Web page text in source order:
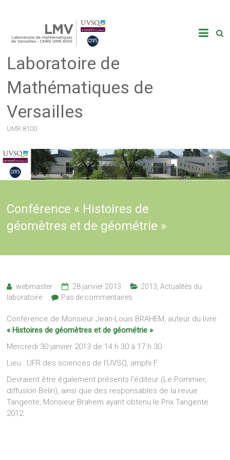
Laboratoire de
Mathématiques de
Versailles
UMR 8100
Conférence « Histoires de
géomètres et de géométrie »
webmaster 28 janvier 2013 2013 ,Actualités du
laboratoire
Pas de commentaires
Conférence de Monsieur Jean-Louis BRAHEM, auteur du livre
« Histoires de géomètres et de géométrie »
Mercredi 30 janvier 2013 de 14 h 30 à 17 h 30
Lieu : UFR des sciences de l’UVSQ, amphi F
Devraient être également présents l’éditeur (Le Pommier,
diffusion Belin), ainsi que des responsables de la revue
Tangente, Monsieur Brahem ayant obtenu le Prix Tangente
2012.